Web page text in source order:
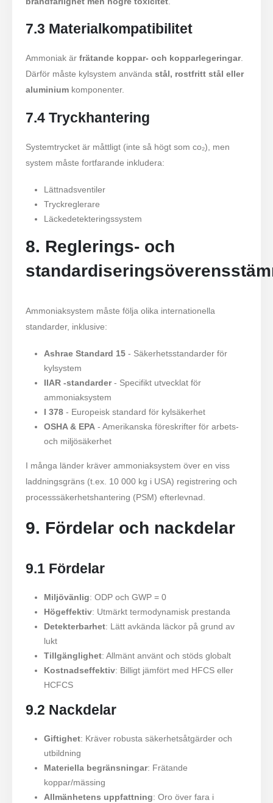
7.3 Materialkompatibilitet
Ammoniak ärfrätande koppar- och kopparlegeringar.
Därför måste kylsystem användastål, rostfritt stål eller
aluminium komponenter.
7.4 Tryckhantering
Systemtrycket är måttligt (inte så högt som co₂), men
system måste fortfarande inkludera:
Lättnadsventiler
Tryckreglerare
Läckedetekteringssystem
8. Reglerings- och
Ammoniaksystem måste följa olika internationella
standarder, inklusive:
Ashrae Standard 15- Säkerhetsstandarder för
kylsystem
IIAR -standarder- Specifikt utvecklat för
ammoniaksystem
I 378- Europeisk standard för kylsäkerhet
OSHA & EPA- Amerikanska föreskrifter för arbets-
och miljösäkerhet
I många länder kräver ammoniaksystem över en viss
laddningsgräns (t.ex. 10 000 kg i USA) registrering och
processsäkerhetshantering (PSM) efterlevnad.
9. Fördelar och nackdelar
9.1 Fördelar
Miljövänlig: ODP och GWP = 0
Högeffektiv: Utmärkt termodynamisk prestanda
Detekterbarhet: Lätt avkända läckor på grund av
lukt
Tillgänglighet: Allmänt använt och stöds globalt
Kostnadseffektiv: Billigt jämfört med HFCS eller
HCFCS
9.2 Nackdelar
Giftighet: Kräver robusta säkerhetsåtgärder och
utbildning
Materiella begränsningar: Frätande
koppar/mässing
Allmänhetens uppfattning: Oro över fara i